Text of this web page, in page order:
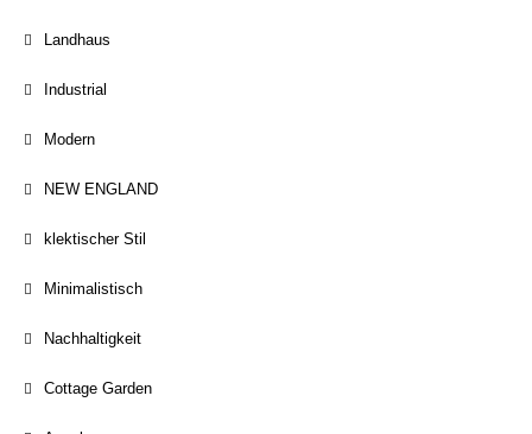
Landhaus
Industrial
Modern
NEW ENGLAND
klektischer Stil
Minimalistisch
Nachhaltigkeit
Cottage Garden